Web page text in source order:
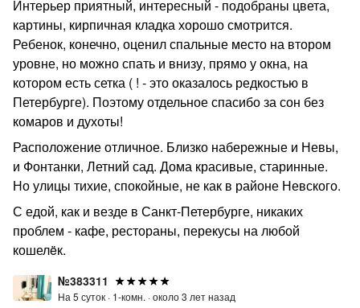
Интерьер приятный, интересный - подобраны цвета,
картины, кирпичная кладка хорошо смотрится.
Ребенок, конечно, оценил спальные место на втором
уровне, но можно спать и внизу, прямо у окна, на
котором есть сетка ( ! - это оказалось редкостью в
Петербурге). Поэтому отдельное спасибо за сон без
комаров и духоты!
Расположение отличное. Близко набережные и Невы,
и Фонтанки, Летний сад. Дома красивые, старинные.
Но улицы тихие, спокойные, не как в районе Невского.
С едой, как и везде в Санкт-Петербурге, никаких
проблем - кафе, рестораны, перекусы на любой
кошелëк.
№383311
На 5 суток · 1-комн. ·около 3 лет назад